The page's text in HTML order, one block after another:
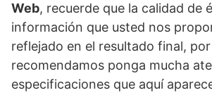
Web, recuerde que la calidad de
información que usted nos
reflejado en el resultado final,
recomendamos ponga mucha
especificaciones que aquí